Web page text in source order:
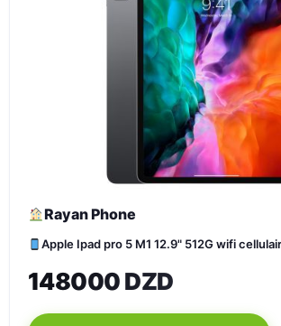
Rayan Phone
Apple Ipad pro 5 M1 12.9" 512G wifi
148000 DZD